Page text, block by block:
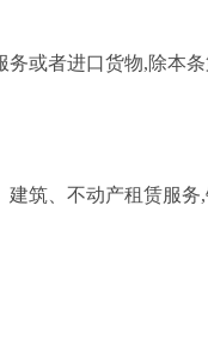
或者进口货物,除本
筑、不动产租赁服